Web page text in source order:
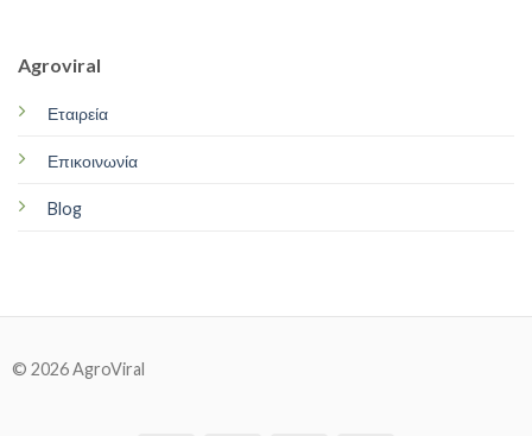
Agroviral
Εταιρεία
Επικοινωνία
Blog
© 2026 AgroViral